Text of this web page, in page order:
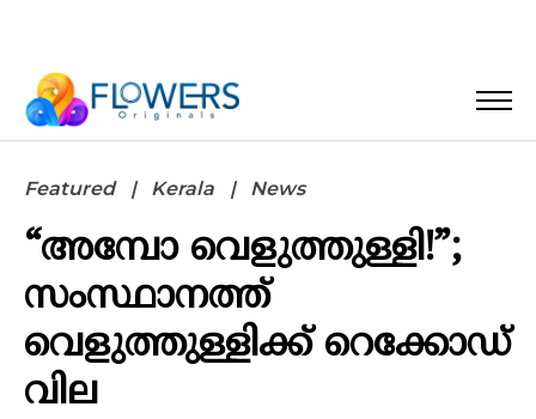
Featured Kerala News
“അമ്പോ വെളുത്തുള്ളി!”;
സംസ്ഥാനത്ത്
വെളുത്തുള്ളിക്ക് റെക്കോഡ്
വില